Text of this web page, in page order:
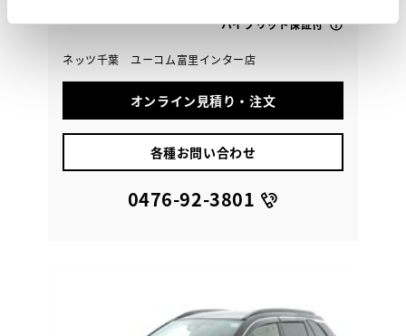
ハイブリッド保証付
ネッツ千葉 ユーコム富里インター店
オンライン見積り・注文
各種お問い合わせ
0476-92-3801